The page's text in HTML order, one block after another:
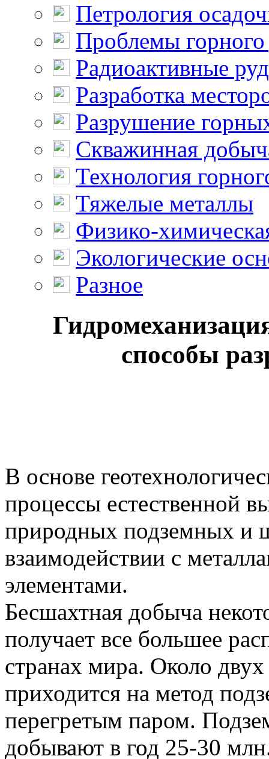
Петрология
Проблемы горного
Радиоактивные
Разработка
Разрушение
Скважинная
Технология
Тяжелые металлы
Физико-
Экологические
Разное
способы
В основе
процессы естественной
природных подземных и
взаимодействии с
элементами.
Бесшахтная добыча
получает все большее
странах мира. Около
приходится на метод
перегретым паром.
добывают в год 25-30